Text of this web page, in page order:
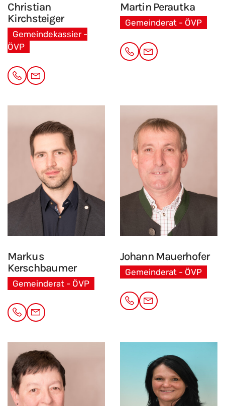
Christian
Kirchsteiger
Gemeindekassier -
ÖVP
Martin Perautka
Gemeinderat - ÖVP
Markus
Kerschbaumer
Gemeinderat - ÖVP
Johann Mauerhofer
Gemeinderat - ÖVP